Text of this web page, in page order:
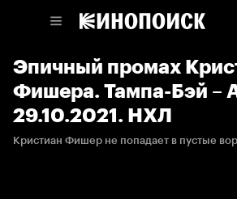
Эпичный промах
Фишера. Тампа-Бэй –
29.10.2021. НХЛ
Кристиан Фишер не попадает в пустые